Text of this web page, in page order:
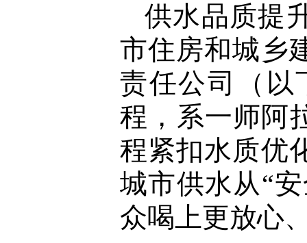
供水品质提
市住房和城乡
责任公司（以
程，系一师阿
程紧扣水质优
城市供水从“
众喝上更放心